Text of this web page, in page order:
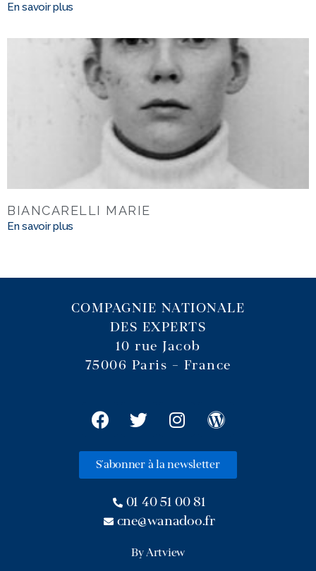
En savoir plus
BIANCARELLI MARIE
En savoir plus
COMPAGNIE NATIONALE
DES EXPERTS
10 rue Jacob
75006 Paris – France
S'abonner à la newsletter
01 40 51 00 81
cne@wanadoo.fr
By Artview